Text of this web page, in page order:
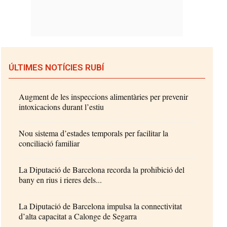
ÚLTIMES NOTÍCIES RUBÍ
Augment de les inspeccions alimentàries per prevenir
intoxicacions durant l’estiu
Nou sistema d’estades temporals per facilitar la
conciliació familiar
La Diputació de Barcelona recorda la prohibició del
bany en rius i rieres dels...
La Diputació de Barcelona impulsa la connectivitat
d’alta capacitat a Calonge de Segarra